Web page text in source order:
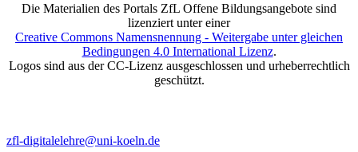
Die Materialien des Portals ZfL Offene Bildungsangebote sind
lizenziert unter einer
Creative Commons Namensnennung - Weitergabe unter gleichen
Bedingungen 4.0 International Lizenz.
Logos sind aus der CC-Lizenz ausgeschlossen und urheberrechtlich
geschützt.
zfl-digitalelehre@uni-koeln.de